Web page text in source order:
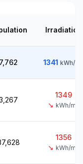
Irradiation
7,762 1341 kWh/m²
1349
↘ kWh/m²
1356
↘ kWh/m²